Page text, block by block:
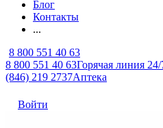
Блог
Контакты
...
8 800 551 40 63
8 800 551 40 63Горячая линия 24/
(846) 219 2737Аптека
Войти